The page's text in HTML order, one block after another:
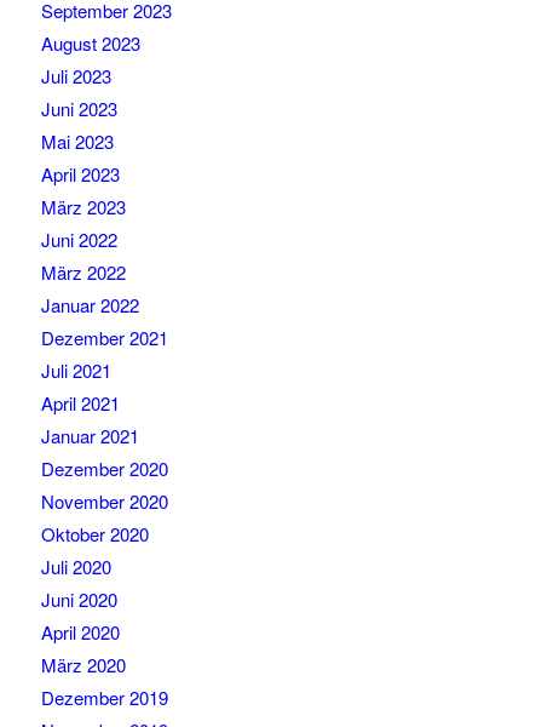
September 2023
August 2023
Juli 2023
Juni 2023
Mai 2023
April 2023
März 2023
Juni 2022
März 2022
Januar 2022
Dezember 2021
Juli 2021
April 2021
Januar 2021
Dezember 2020
November 2020
Oktober 2020
Juli 2020
Juni 2020
April 2020
März 2020
Dezember 2019